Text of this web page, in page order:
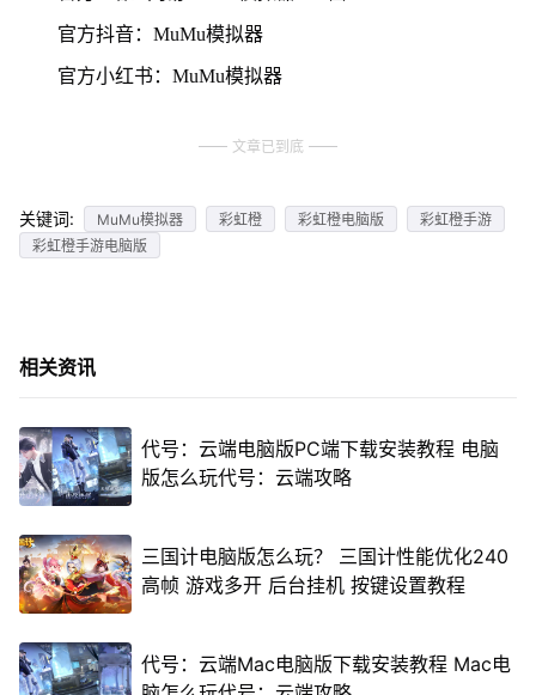
官方抖音：MuMu模拟器
官方小红书：MuMu模拟器
文章已到底
关键词: MuMu模拟器 彩虹橙 彩虹橙电脑版
彩虹橙手游
彩虹橙手游电脑版
相关资讯
代号：云端电脑版PC端下载安装教程 电脑
版怎么玩代号：云端攻略
三国计电脑版怎么玩？ 三国计性能优化240
高帧 游戏多开 后台挂机 按键设置教程
代号：云端Mac电脑版下载安装教程 Mac电